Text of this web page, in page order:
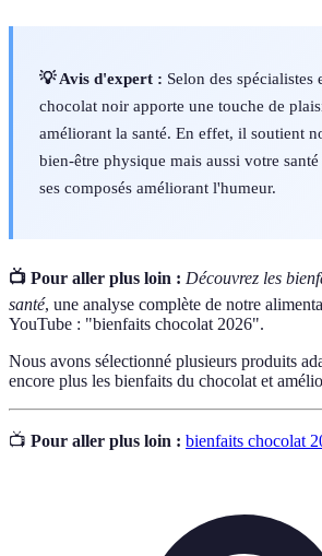
💡 Avis d'expert : Selon des
chocolat noir apporte une touche de
améliorant la santé. En effet, il soutient
bien-être physique mais aussi votre
ses composés améliorant l'humeur.
📺 Pour aller plus loin : Découvrez les
santé, une analyse complète de notre
YouTube : "bienfaits chocolat 2026".
Nous avons sélectionné plusieurs produits
encore plus les bienfaits du chocolat et
📺 Pour aller plus loin : bienfaits chocolat